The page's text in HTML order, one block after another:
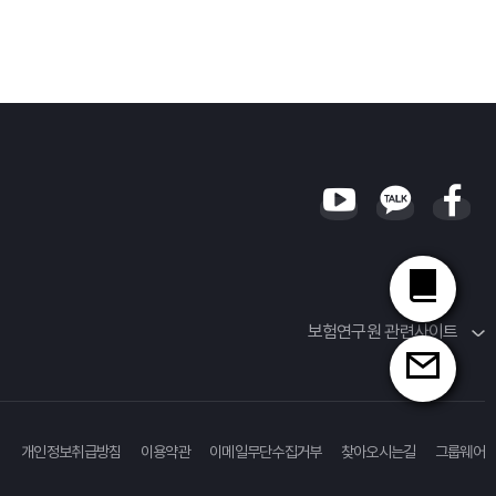
보험연구원 관련사이트
개인정보취급방침 이용약관 이메일무단수집거부 찾아오시는길 그룹웨어